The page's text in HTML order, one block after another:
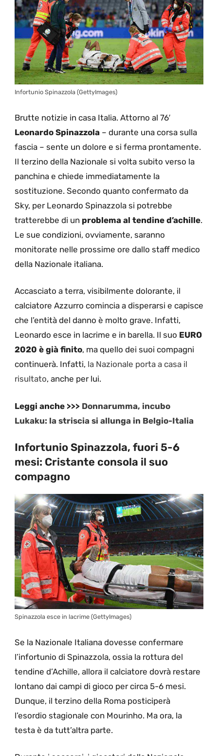
Infortunio Spinazzola (GettyImages)
Brutte notizie in casa Italia. Attorno al 76′
Leonardo Spinazzola – durante una corsa sulla
fascia – sente un dolore e si ferma prontamente.
Il terzino della Nazionale si volta subito verso la
panchina e chiede immediatamente la
sostituzione. Secondo quanto confermato da
Sky, per Leonardo Spinazzola si potrebbe
tratterebbe di un problema al tendine d’achille.
Le sue condizioni, ovviamente, saranno
monitorate nelle prossime ore dallo staff medico
della Nazionale italiana.
Accasciato a terra, visibilmente dolorante, il
calciatore Azzurro comincia a disperarsi e capisce
che l’entità del danno è molto grave. Infatti,
Leonardo esce in lacrime e in barella. Il suo EURO
2020 è già finito, ma quello dei suoi compagni
continuerà. Infatti, la Nazionale porta a casa il
risultato, anche per lui.
Leggi anche >>> Donnarumma, incubo
Lukaku: la striscia si allunga in Belgio-Italia
Infortunio Spinazzola, fuori 5-6
mesi: Cristante consola il suo
compagno
Spinazzola esce in lacrime (GettyImages)
Se la Nazionale Italiana dovesse confermare
l’infortunio di Spinazzola, ossia la rottura del
tendine d’Achille, allora il calciatore dovrà restare
lontano dai campi di gioco per circa 5-6 mesi.
Dunque, il terzino della Roma posticiperà
l’esordio stagionale con Mourinho. Ma ora, la
testa è da tutt’altra parte.